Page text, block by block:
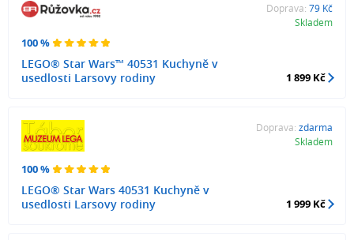
100 %
LEGO® Star Wars™ 40531 Kuchyně v
usedlosti Larsovy rodiny
Doprava: 79 Kč
Skladem
1 899 Kč
100 %
LEGO® Star Wars 40531 Kuchyně v
usedlosti Larsovy rodiny
Doprava: zdarma
Skladem
1 999 Kč